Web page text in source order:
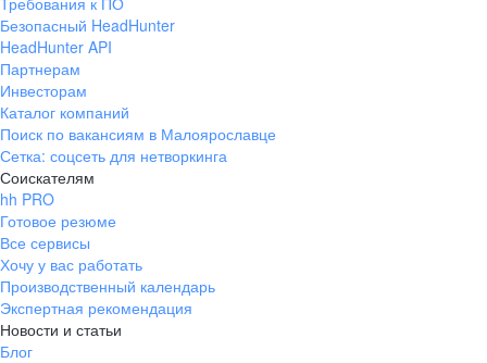
Безопасный HeadHunter
HeadHunter API
Партнерам
Инвесторам
Каталог компаний
Поиск по вакансиям в Малоярославце
Сетка: соцсеть для нетворкинга
Соискателям
hh PRO
Готовое резюме
Все сервисы
Хочу у вас работать
Производственный календарь
Экспертная рекомендация
Новости и статьи
Блог